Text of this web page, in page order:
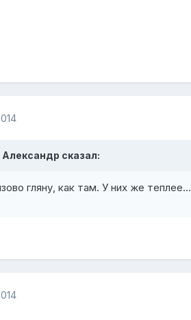
сказал:
гляну, как там. У них же теплее…